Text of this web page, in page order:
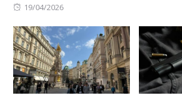
Posted
19/04/2026